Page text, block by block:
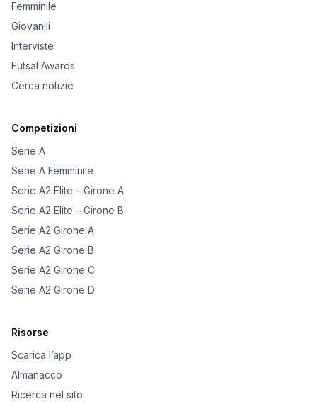
Femminile
Giovanili
Interviste
Futsal Awards
Cerca notizie
Competizioni
Serie A
Serie A Femminile
Serie A2 Elite – Girone A
Serie A2 Elite – Girone B
Serie A2 Girone A
Serie A2 Girone B
Serie A2 Girone C
Serie A2 Girone D
Risorse
Scarica l’app
Almanacco
Ricerca nel sito